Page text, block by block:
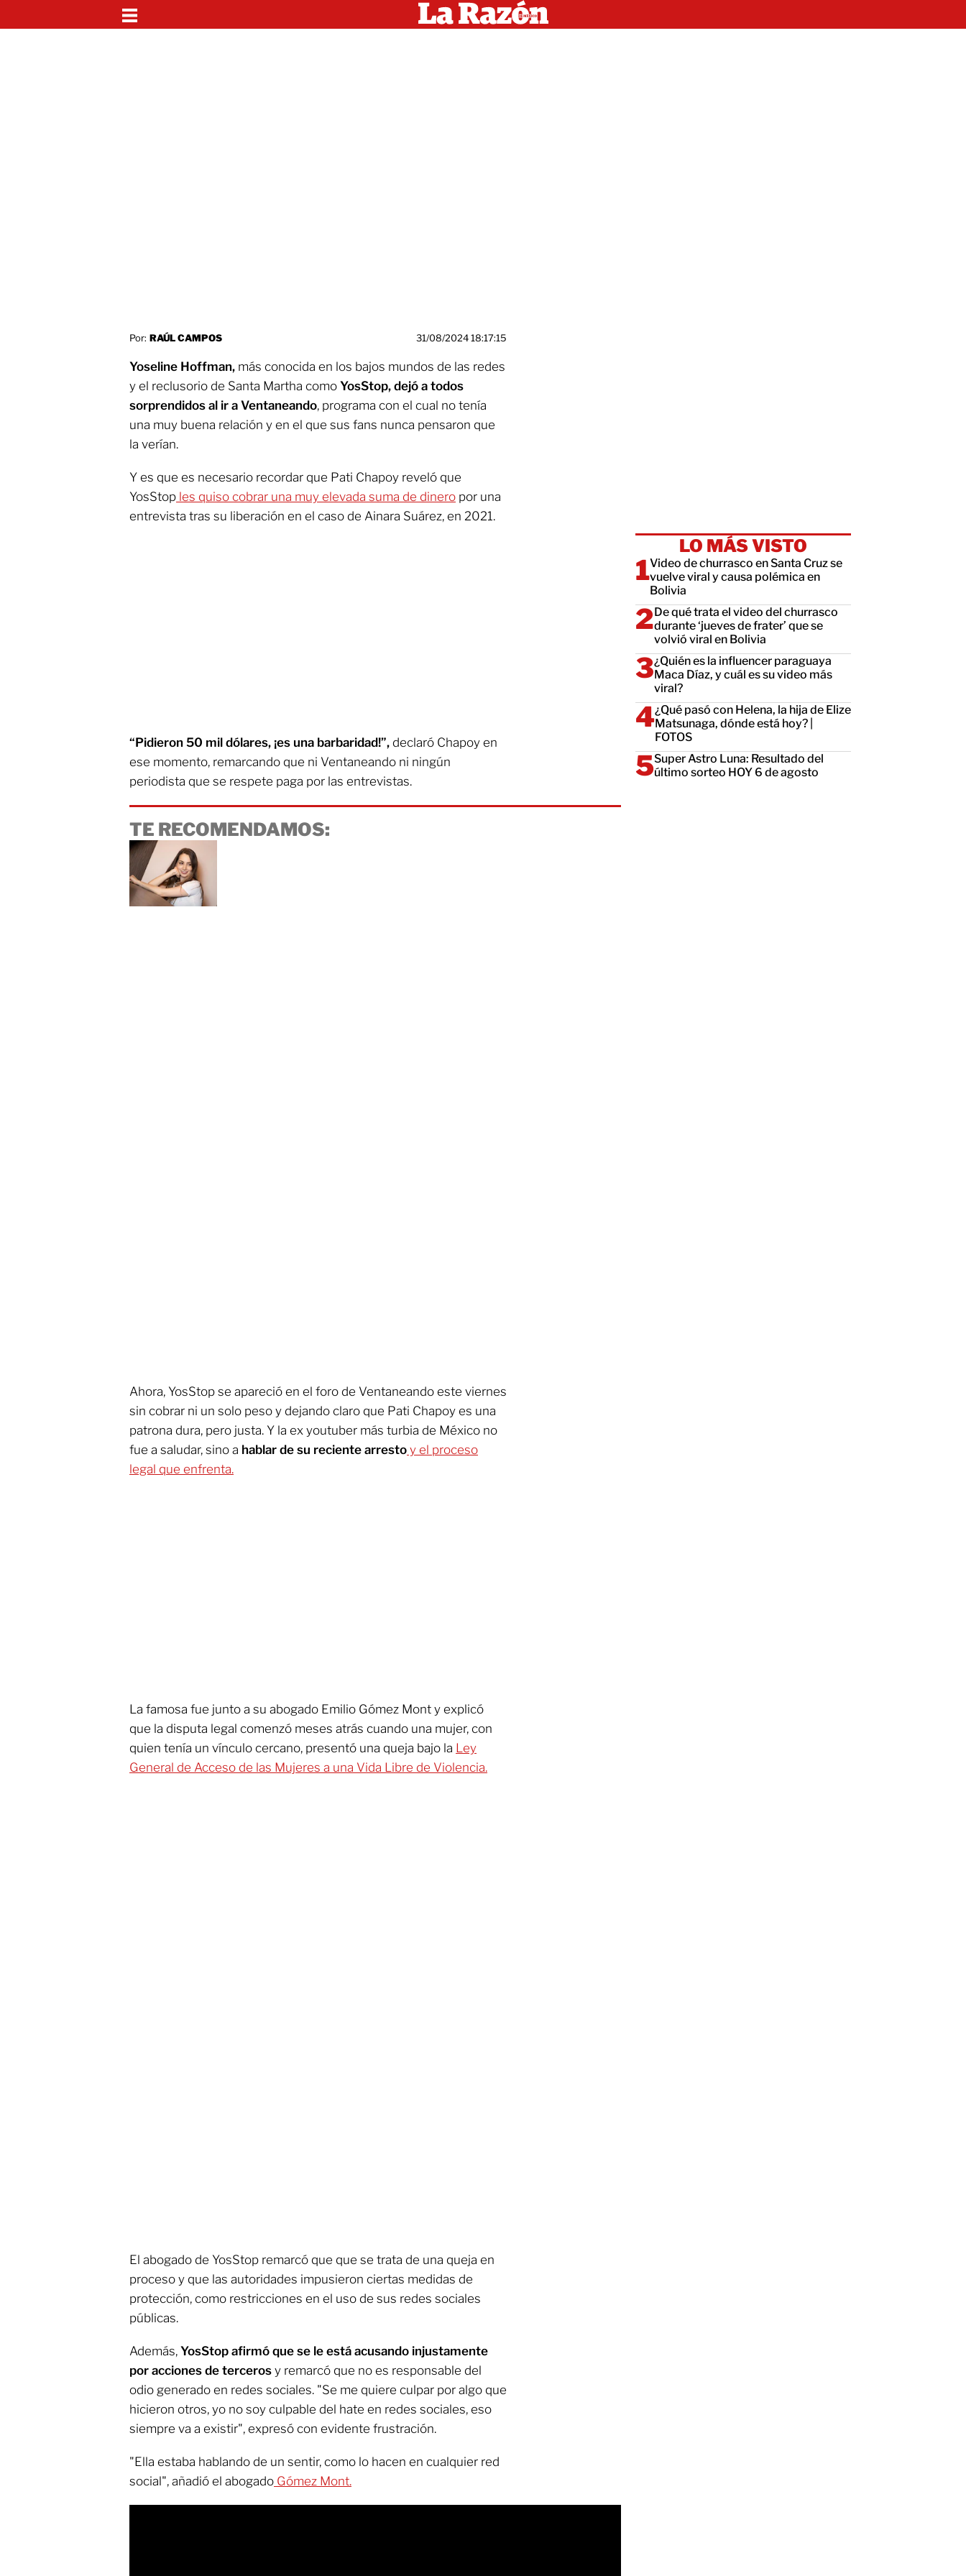
Por: RAÚL CAMPOS 31/08/2024 18:17:15
Yoseline Hoffman, más conocida en los bajos mundos de las redes
y el reclusorio de Santa Martha como YosStop, dejó a todos
sorprendidos al ir a Ventaneando, programa con el cual no tenía
una muy buena relación y en el que sus fans nunca pensaron que
la verían.
Y es que es necesario recordar que Pati Chapoy reveló que
YosStop les quiso cobrar una muy elevada suma de dinero por una
entrevista tras su liberación en el caso de Ainara Suárez, en 2021.
“Pidieron 50 mil dólares, ¡es una barbaridad!”, declaró Chapoy en
ese momento, remarcando que ni Ventaneando ni ningún
periodista que se respete paga por las entrevistas.
TE RECOMENDAMOS:
Ahora, YosStop se apareció en el foro de Ventaneando este viernes
sin cobrar ni un solo peso y dejando claro que Pati Chapoy es una
patrona dura, pero justa. Y la ex youtuber más turbia de México no
fue a saludar, sino a hablar de su reciente arresto y el proceso
legal que enfrenta.
La famosa fue junto a su abogado Emilio Gómez Mont y explicó
que la disputa legal comenzó meses atrás cuando una mujer, con
quien tenía un vínculo cercano, presentó una queja bajo la Ley
General de Acceso de las Mujeres a una Vida Libre de Violencia.
El abogado de YosStop remarcó que que se trata de una queja en
proceso y que las autoridades impusieron ciertas medidas de
protección, como restricciones en el uso de sus redes sociales
públicas.
Además, YosStop afirmó que se le está acusando injustamente
por acciones de terceros y remarcó que no es responsable del
odio generado en redes sociales. "Se me quiere culpar por algo que
hicieron otros, yo no soy culpable del hate en redes sociales, eso
siempre va a existir", expresó con evidente frustración.
"Ella estaba hablando de un sentir, como lo hacen en cualquier red
social", añadió el abogado Gómez Mont.
LO MÁS VISTO
Video de churrasco en Santa Cruz se
vuelve viral y causa polémica en
Bolivia
De qué trata el video del churrasco
durante ‘jueves de frater’ que se
volvió viral en Bolivia
¿Quién es la influencer paraguaya
Maca Díaz, y cuál es su video más
viral?
¿Qué pasó con Helena, la hija de Elize
Matsunaga, dónde está hoy? |
FOTOS
Super Astro Luna: Resultado del
último sorteo HOY 6 de agosto